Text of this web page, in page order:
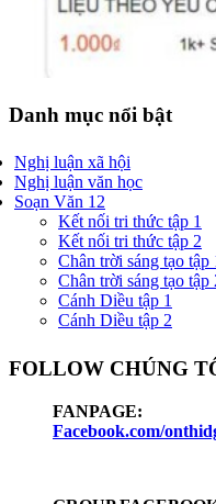
Danh mục nổi bật
Nghị luận xã hội
Nghị luận văn học
Soạn Văn 12
Kết nối tri thức tập 1
Kết nối tri thức tập 2
Chân trời sáng tạo tập
Chân trời sáng tạo tập
Cánh Diều tập 1
Cánh Diều tập 2
FOLLOW CHÚNG
FANPAGE:
Facebook.com/